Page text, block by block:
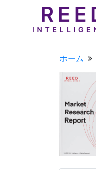
ホーム